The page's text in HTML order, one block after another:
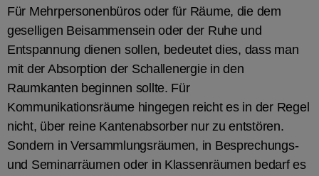
Für Mehrpersonenbüros oder für Räume, die dem
geselligen Beisammensein oder der Ruhe und
Entspannung dienen sollen, bedeutet dies, dass man
mit der Absorption der Schallenergie in den
Raumkanten beginnen sollte. Für
Kommunikationsräume hingegen reicht es in der Regel
nicht, über reine Kantenabsorber nur zu entstören.
Sondern in Versammlungsräumen, in Besprechungs-
und Seminarräumen oder in Klassenräumen bedarf es